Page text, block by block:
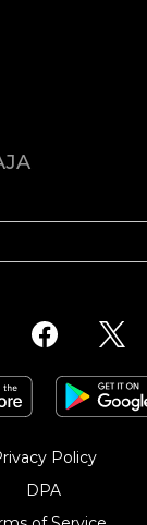
Policy
DPA